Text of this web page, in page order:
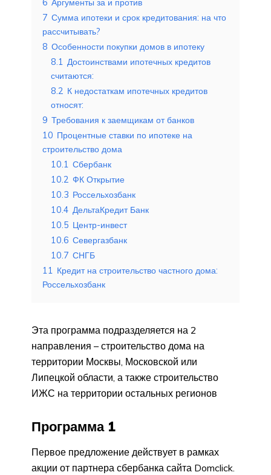
6 Аргументы за и против
7 Сумма ипотеки и срок кредитования: на что
рассчитывать?
8 Особенности покупки домов в ипотеку
8.1 Достоинствами ипотечных кредитов
считаются:
8.2 К недостаткам ипотечных кредитов
относят:
9 Требования к заемщикам от банков
10 Процентные ставки по ипотеке на
строительство дома
10.1 Сбербанк
10.2 ФК Открытие
10.3 Россельхозбанк
10.4 ДельтаКредит Банк
10.5 Центр-инвест
10.6 Севергазбанк
10.7 СНГБ
11 Кредит на строительство частного дома:
Россельхозбанк
Эта программа подразделяется на 2
направления – строительство дома на
территории Москвы, Московской или
Липецкой области, а также строительство
ИЖС на территории остальных регионов
Программа 1
Первое предложение действует в рамках
акции от партнера сбербанка сайта Domclick.